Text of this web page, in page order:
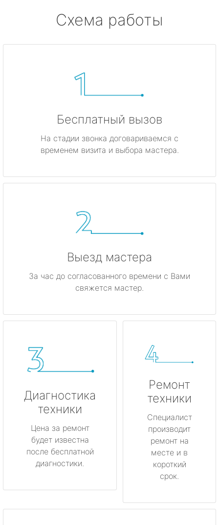
Схема работы
Бесплатный вызов
На стадии звонка договариваемся с
временем визита и выбора мастера.
Выезд мастера
За час до согласованного времени с Вами
свяжется мастер.
Диагностика
техники
Цена за ремонт
будет известна
после бесплатной
диагностики.
Ремонт
техники
Специалист
производит
ремонт на
месте и в
короткий
срок.